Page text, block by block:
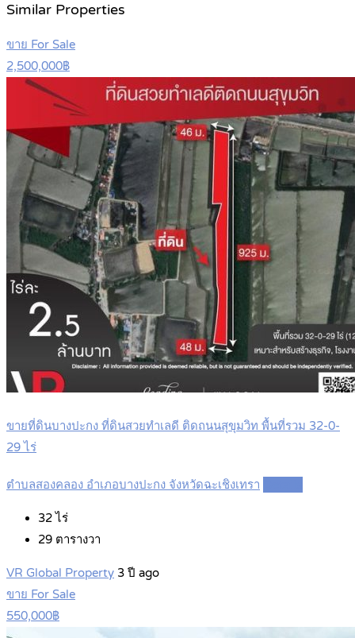
Similar Properties
ขาย For Sale
2,500,000฿
ขายที่ดินบางปะกง ที่ดินสวยทำเลดี ติดถนนสุขุมวิท พื้นที่รวม 32-0-
29 ไร่
ตำบลสองคลอง อำเภอบางปะกง จังหวัดฉะเชิงเทรา
32 ไร่
29 ตารางวา
VR Global Property 3 ปี ago
ขาย For Sale
550,000฿